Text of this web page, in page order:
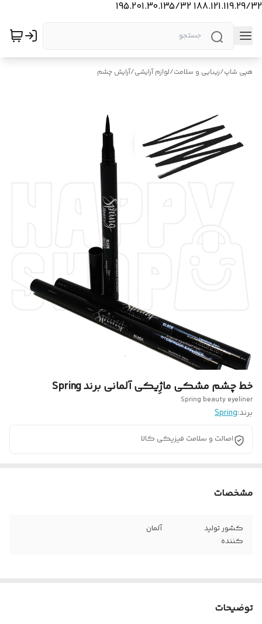
188.121.119.29/32 195.201.30.135/32
هپی شاپ/زیبایی و سلامت/لوازم آرایشی/آرایش چشم
خط چشم مشکی ماژِیکی آلمانی برند Spring
Spring beauty eyeliner
برند:Spring
اصالت و سلامت فیزیکی کالا
مشخصات
کشور تولید
کننده
آلمان
توضیحات